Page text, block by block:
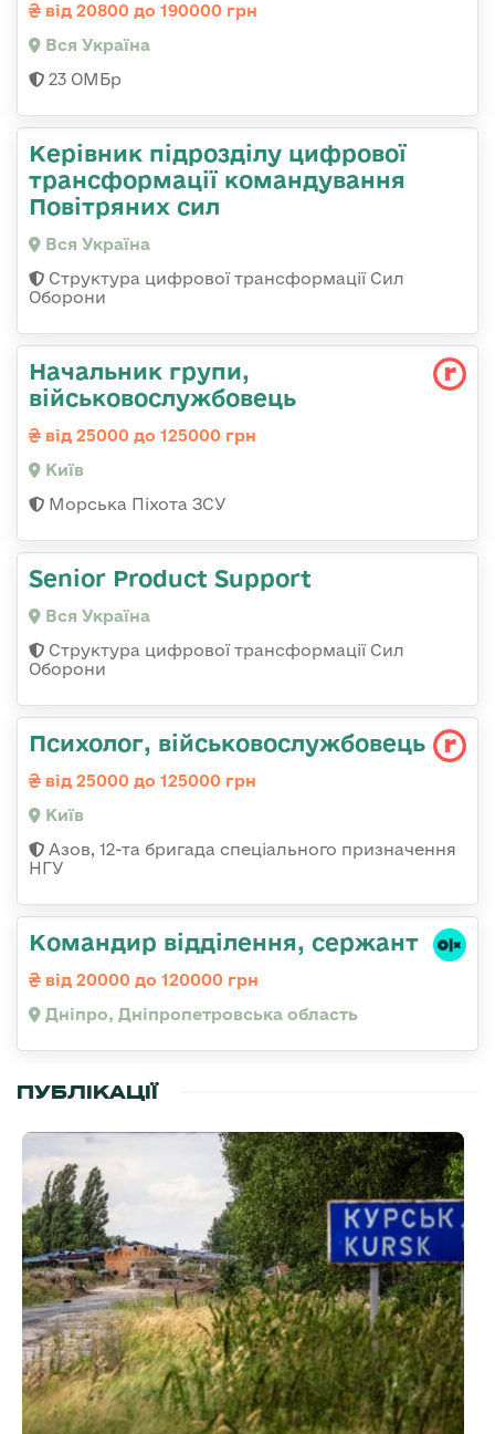
від 20800 до 190000 грн
Вся Україна
23 ОМБр
Керівник підрозділу цифрової
трансформації командування
Повітряних сил
Вся Україна
Структура цифрової трансформації Сил
Оборони
Начальник групи,
військовослужбовець
від 25000 до 125000 грн
Київ
Морська Піхота ЗСУ
Senior Product Support
Вся Україна
Структура цифрової трансформації Сил
Оборони
Психолог, військовослужбовець
від 25000 до 125000 грн
Київ
Азов, 12-та бригада спеціального призначення
НГУ
Командир відділення, сержант
від 20000 до 120000 грн
Дніпро, Дніпропетровська область
ПУБЛІКАЦІЇ